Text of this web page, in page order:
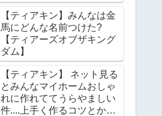
【ティアキン】みんなは金
馬にどんな名前つけた?
【ティアーズオブザキング
ダム】
【ティアキン】 ネット見る
とみんなマイホームおしゃ
れに作れててうらやましい
件....上手く作るコツとかあ